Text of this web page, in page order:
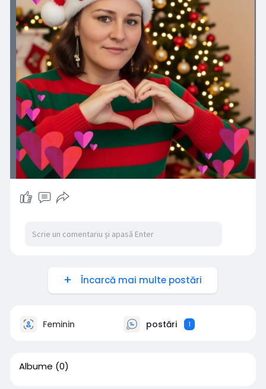
Încarcă mai multe postări
Feminin postări 1
Albume (0)